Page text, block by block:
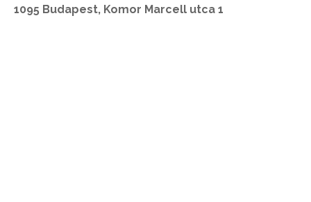
1095 Budapest, Komor Marcell utca 1